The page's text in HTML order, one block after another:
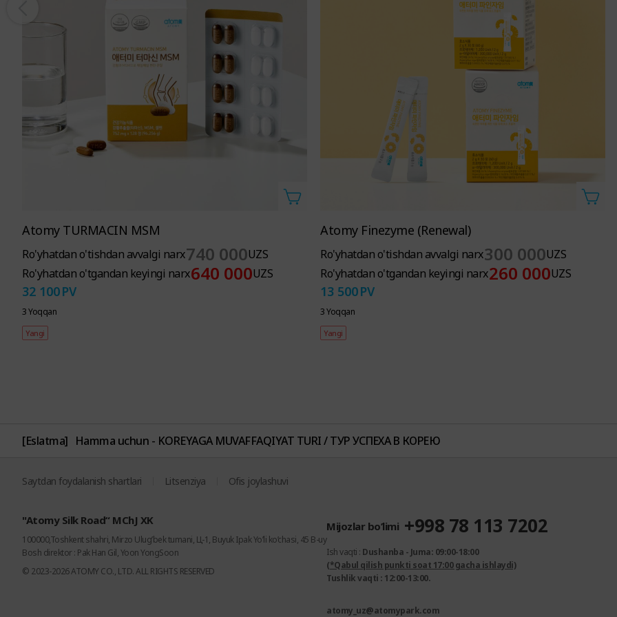
Atomy TURMACIN MSM
Ro'yhatdan o'tishdan avvalgi narx740 000UZS
Ro'yhatdan o'tgandan keyingi narx640 000UZS
32 100PV
3 Yoqqan
Yangi
Atomy Finezyme (Renewal)
Ro'yhatdan o'tishdan avvalgi narx300 000UZS
Ro'yhatdan o'tgandan keyingi narx260 000UZS
13 500PV
3 Yoqqan
Yangi
[Eslatma] Hamma uchun - KOREYAGA MUVAFFAQIYAT TURI / ТУР УСПЕХА В КОРЕЮ
Saytdan foydalanish shartlari Litsenziya Ofis joylashuvi
"Atomy Silk Road“ MChJ XK
100000,Toshkent shahri, Mirzo Ulug’bek tumani, Ц-1, Buyuk Ipak Yo’li ko’chasi, 45 B-uy
Bosh direktor : Pak Han Gil, Yoon YongSoon
© 2023-2026 ATOMY CO., LTD. ALL RIGHTS RESERVED
Mijozlar bo’limi +998 78 113 7202
Ish vaqti : Dushanba - Juma: 09:00-18:00
(*Qabul qilish punkti soat 17:00 gacha ishlaydi)
Tushlik vaqti : 12:00-13:00.
atomy_uz@atomypark.com